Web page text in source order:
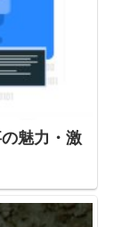
魅力・激